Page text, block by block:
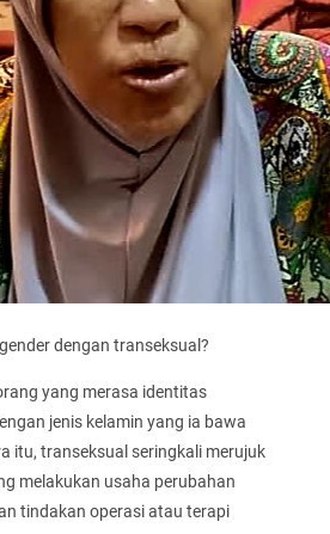
dengan transeksual?
yang merasa identitas
jenis kelamin yang ia bawa
itu, transeksual seringkali merujuk
melakukan usaha perubahan
tindakan operasi atau terapi